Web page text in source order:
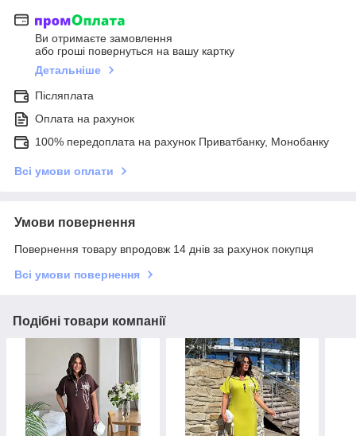
Ви отримаєте замовлення
або гроші повернуться на вашу картку
Детальніше
Післяплата
Оплата на рахунок
100% передоплата на рахунок Приватбанку, Монобанку
Всі умови оплати
Умови повернення
Повернення товару впродовж 14 днів за рахунок покупця
Всі умови повернення
Подібні товари компанії